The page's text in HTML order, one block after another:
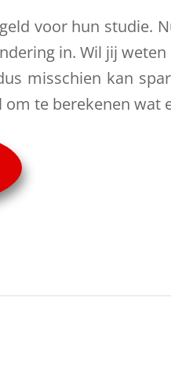
voor hun studie.
in. Wil jij
misschien kan
om te berekenen wat